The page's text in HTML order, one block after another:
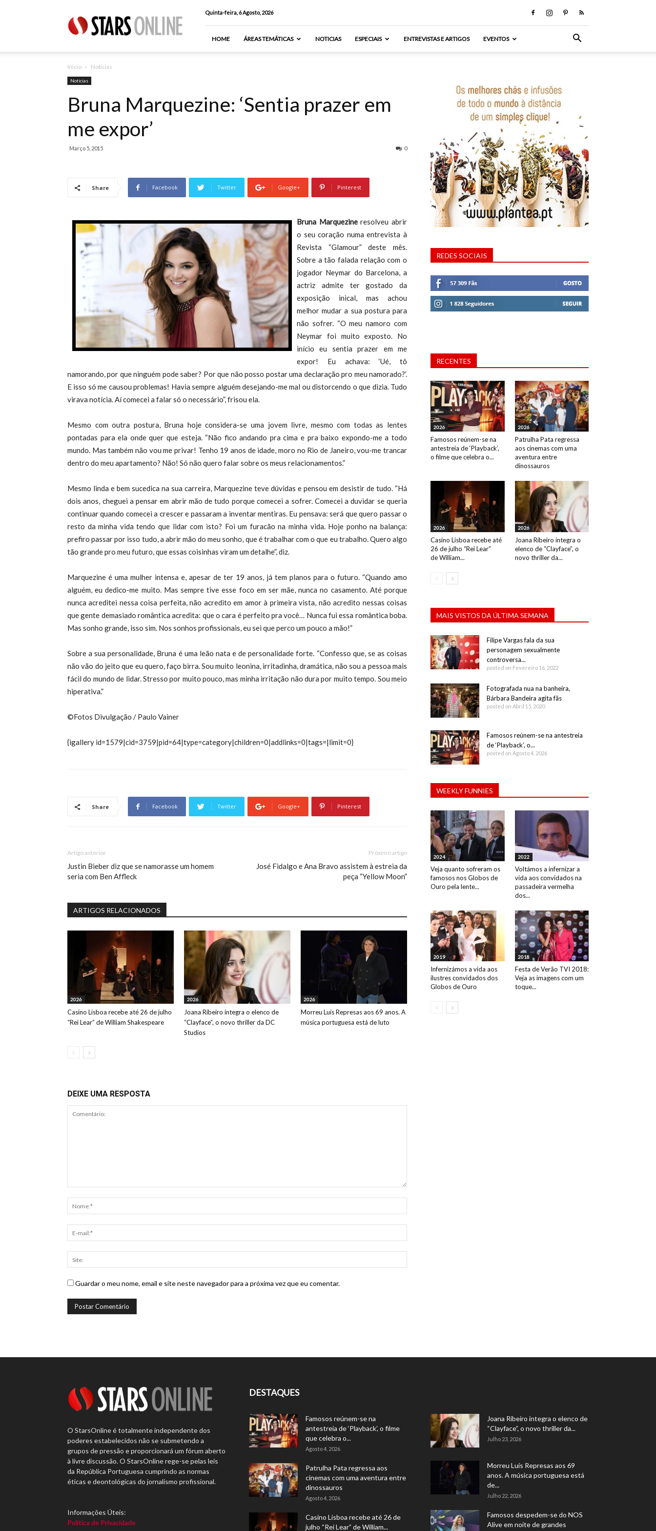
Online
Quinta-feira, 6 Agosto, 2026
HOME ÁREAS TEMÁTICAS NOTICIAS ESPECIAIS ENTREVISTAS E ARTIGOS EVENTOS
Inicio Noticias
Noticias
Bruna Marquezine: ‘Sentia prazer em
me expor’
Março 5, 2015 0
Share Facebook Twitter Google+ Pinterest
Bruna Marquezineresolveu abrir
o seu coração numa entrevista à
Revista “Glamour” deste mês.
Sobre a tão falada relação com o
jogador Neymar do Barcelona, a
actriz admite ter gostado da
exposição inical, mas achou
melhor mudar a sua postura para
não sofrer. “O meu namoro com
Neymar foi muito exposto. No
início eu sentia prazer em me
expor! Eu achava: ‘Ué, tô
namorando, por que ninguém pode saber? Por que não posso postar uma declaração pro meu namorado?’.
E isso só me causou problemas! Havia sempre alguém desejando-me mal ou distorcendo o que dizia. Tudo
virava notícia. Aí comecei a falar só o necessário”, frisou ela.
Mesmo com outra postura, Bruna hoje considera-se uma jovem livre, mesmo com todas as lentes
pontadas para ela onde quer que esteja. “Não fico andando pra cima e pra baixo expondo-me a todo
mundo. Mas também não vou me privar! Tenho 19 anos de idade, moro no Rio de Janeiro, vou-me trancar
dentro do meu apartamento? Não! Só não quero falar sobre os meus relacionamentos.”
Mesmo linda e bem sucedica na sua carreira, Marquezine teve dúvidas e pensou em desistir de tudo. “Há
dois anos, cheguei a pensar em abrir mão de tudo porque comecei a sofrer. Comecei a duvidar se queria
continuar quando comecei a crescer e passaram a inventar mentiras. Eu pensava: será que quero passar o
resto da minha vida tendo que lidar com isto? Foi um furacão na minha vida. Hoje ponho na balança:
prefiro passar por isso tudo, a abrir mão do meu sonho, que é trabalhar com o que eu trabalho. Quero algo
tão grande pro meu futuro, que essas coisinhas viram um detalhe”, diz.
Marquezine é uma mulher intensa e, apesar de ter 19 anos, já tem planos para o futuro. “Quando amo
alguém, eu dedico-me muito. Mas sempre tive esse foco em ser mãe, nunca no casamento. Até porque
nunca acreditei nessa coisa perfeita, não acredito em amor à primeira vista, não acredito nessas coisas
que gente demasiado romântica acredita: que o cara é perfeito pra você… Nunca fui essa romântica boba.
Mas sonho grande, isso sim. Nos sonhos profissionais, eu sei que perco um pouco a mão!”
Sobre a sua personalidade, Bruna é uma leão nata e de personalidade forte. “Confesso que, se as coisas
não vão do jeito que eu quero, faço birra. Sou muito leonina, irritadinha, dramática, não sou a pessoa mais
fácil do mundo de lidar. Stresso por muito pouco, mas minha irritação não dura por muito tempo. Sou meio
hiperativa.”
©Fotos Divulgação / Paulo Vainer
{igallery id=1579|cid=3759|pid=64|type=category|children=0|addlinks=0|tags=|limit=0}
Share Facebook Twitter Google+ Pinterest
Artigo anterior
Justin Bieber diz que se namorasse um homem
seria com Ben Affleck
Próximo artigo
José Fidalgo e Ana Bravo assistem à estreia da
peça “Yellow Moon”
ARTIGOS RELACIONADOS
2026
Casino Lisboa recebe até 26 de julho
“Rei Lear” de William Shakespeare
2026
Joana Ribeiro integra o elenco de
“Clayface”, o novo thriller da DC
Studios
2026
Morreu Luís Represas aos 69 anos. A
música portuguesa está de luto
DEIXE UMA RESPOSTA
Guardar o meu nome, email e site neste navegador para a próxima vez que eu comentar.
REDES SOCIAIS
RECENTES
2026
Famosos reúnem-se na
antestreia de ‘Playback’,
o filme que celebra o...
2026
Patrulha Pata regressa
aos cinemas com uma
aventura entre
dinossauros
2026
Casino Lisboa recebe até
26 de julho “Rei Lear”
de William...
2026
Joana Ribeiro integra o
elenco de “Clayface”, o
novo thriller da...
MAIS VISTOS DA ÚLTIMA SEMANA
Filipe Vargas fala da sua
personagem sexualmente
controversa...
posted on Fevereiro 16, 2022
Fotografada nua na banheira,
Bárbara Bandeira agita fãs
posted on Abril 15, 2020
Famosos reúnem-se na antestreia
de ‘Playback’, o...
posted on Agosto 4, 2026
WEEKLY FUNNIES
2024
Veja quanto sofreram os
famosos nos Globos de
Ouro pela lente...
2022
Voltámos a infernizar a
vida aos convidados na
passadeira vermelha
dos...
2019
Infernizámos a vida aos
ilustres convidados dos
Globos de Ouro
2018
Festa de Verão TVI 2018:
Veja as imagens com um
toque...
O StarsOnline é totalmente independente dos
poderes estabelecidos não se submetendo a
grupos de pressão e proporcionará um fórum aberto
à livre discussão. O StarsOnline rege-se pelas leis
da República Portuguesa cumprindo as normas
éticas e deontológicas do jornalismo profissional.
Informações Úteis:
Política de Privacidade
DESTAQUES
Famosos reúnem-se na
antestreia de ‘Playback’, o filme
que celebra o...
Agosto 4, 2026
Patrulha Pata regressa aos
cinemas com uma aventura entre
dinossauros
Agosto 4, 2026
Casino Lisboa recebe até 26 de
julho “Rei Lear” de William...
Joana Ribeiro integra o elenco de
“Clayface”, o novo thriller da...
Julho 23, 2026
Morreu Luís Represas aos 69
anos. A música portuguesa está
de...
Julho 22, 2026
Famosos despedem-se do NOS
Alive em noite de grandes